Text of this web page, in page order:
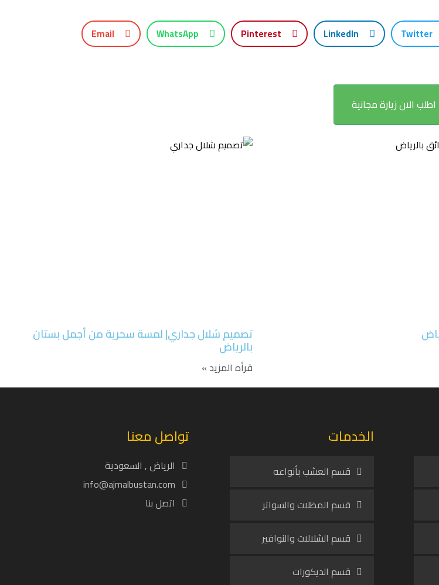
Twitter
LinkedIn
Pinterest
WhatsApp
Email
اطلب الان زيارة مجانية
تصميم شلال جداري| لمسة سحرية من أجمل بستان
بالرياض
قرأه المزيد »
الخدمات
قسم العشب بأنواعه
قسم المظلات والسواتر
قسم الشلالات والنوافير
قسم الديكورات
تواصل معنا
الرياض , السعودية
info@ajmalbustan.com
اتصل بنا